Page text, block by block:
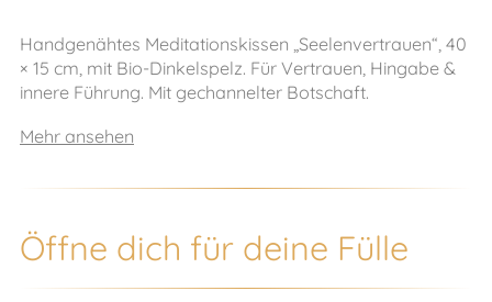
Handgenähtes Meditationskissen „Seelenvertrauen“, 40
× 15 cm, mit Bio-Dinkelspelz. Für Vertrauen, Hingabe &
innere Führung. Mit gechannelter Botschaft.
Mehr ansehen
Öffne dich für deine Fülle